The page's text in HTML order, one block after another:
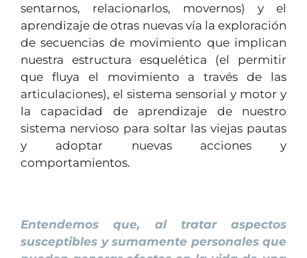
sentarnos, relacionarlos, movernos) y el
aprendizaje de otras nuevas vía la exploración
de secuencias de movimiento que implican
nuestra estructura esquelética (el permitir
que fluya el movimiento a través de las
articulaciones), el sistema sensorial y motor y
la capacidad de aprendizaje de nuestro
sistema nervioso para soltar las viejas pautas
y adoptar nuevas acciones y
comportamientos.
Entendemos que, al tratar aspectos
susceptibles y sumamente personales que